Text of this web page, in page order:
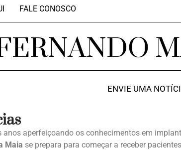
FALE CONOSCO
ENVIE UMA
anos aperfeiçoando os conhecimentos em
Maia se prepara para começar a receber